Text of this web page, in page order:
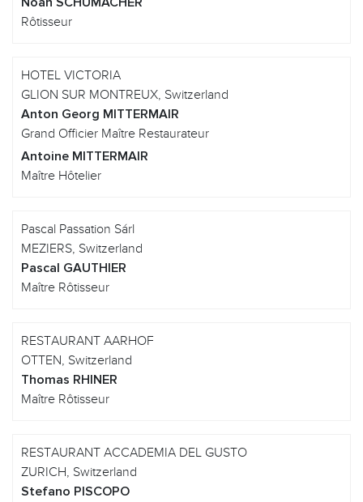
Rôtisseur
HOTEL VICTORIA
GLION SUR MONTREUX, Switzerland
Anton Georg MITTERMAIR
Grand Officier Maître Restaurateur
Antoine MITTERMAIR
Maître Hôtelier
Pascal Passation Sárl
MEZIERS, Switzerland
Pascal GAUTHIER
Maître Rôtisseur
RESTAURANT AARHOF
OTTEN, Switzerland
Thomas RHINER
Maître Rôtisseur
RESTAURANT ACCADEMIA DEL GUSTO
ZURICH, Switzerland
Stefano PISCOPO